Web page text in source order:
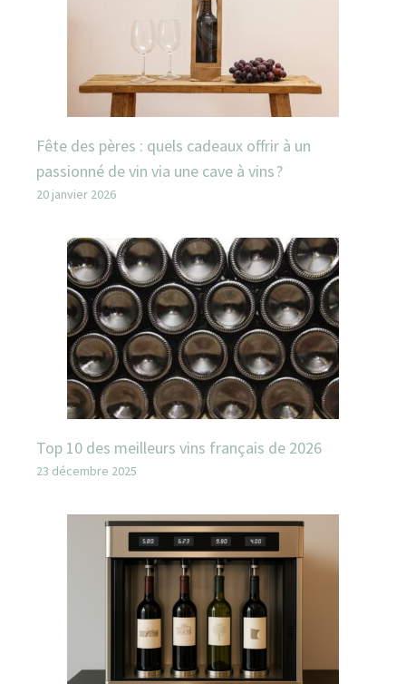
Fête des pères : quels cadeaux offrir à un
passionné de vin via une cave à vins ?
20 janvier 2026
Top 10 des meilleurs vins français de 2026
23 décembre 2025